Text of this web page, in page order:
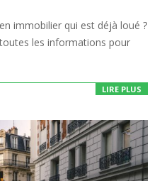
immobilier qui est déjà loué ?
les informations pour
LIRE PLUS